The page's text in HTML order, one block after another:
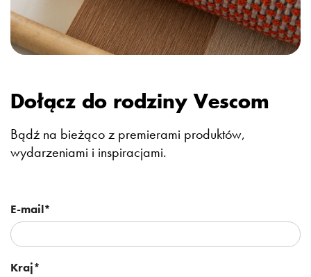
Dołącz do rodziny Vescom
Bądź na bieżąco z premierami produktów,
wydarzeniami i inspiracjami.
E-mail*
Kraj*